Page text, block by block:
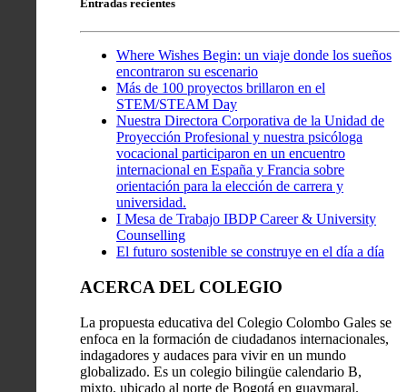
Entradas recientes
Where Wishes Begin: un viaje donde los sueños
encontraron su escenario
Más de 100 proyectos brillaron en el
STEM/STEAM Day
Nuestra Directora Corporativa de la Unidad de
Proyección Profesional y nuestra psicóloga
vocacional participaron en un encuentro
internacional en España y Francia sobre
orientación para la elección de carrera y
universidad.
I Mesa de Trabajo IBDP Career & University
Counselling
El futuro sostenible se construye en el día a día
ACERCA DEL COLEGIO
La propuesta educativa del Colegio Colombo Gales se
enfoca en la formación de ciudadanos internacionales,
indagadores y audaces para vivir en un mundo
globalizado. Es un colegio bilingüe calendario B,
mixto, ubicado al norte de Bogotá en guaymaral.